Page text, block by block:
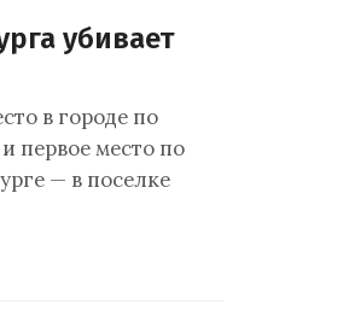
убивает
в городе по
первое место по
— в поселке